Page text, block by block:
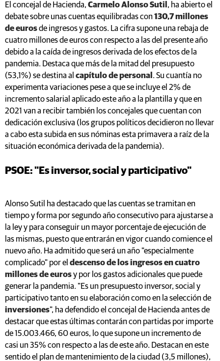
El concejal de Hacienda, Carmelo Alonso Sutil , ha abierto el
debate sobre unas cuentas equilibradas con 130,7 millones
de eurosde ingresos y gastos. La cifra supone una rebaja de
cuatro millones de euros con respecto a las del presente año
debido a la caída de ingresos derivada de los efectos de la
pandemia. Destaca que más de la mitad del presupuesto
(53,1%) se destina al capítulo de personal . Su cuantía no
experimenta variaciones pese a que se incluye el 2% de
incremento salarial aplicado este año a la plantilla y que en
2021 van a recibir también los concejales que cuentan con
dedicación exclusiva (los grupos políticos decidieron no llevar
a cabo esta subida en sus nóminas esta primavera a raíz de la
situación económica derivada de la pandemia).
PSOE: "Es inversor, social y participativo"
Alonso Sutil ha destacado que las cuentas se tramitan en
tiempo y forma por segundo año consecutivo para ajustarse a
la ley y para conseguir un mayor porcentaje de ejecución de
las mismas, puesto que entrarán en vigor cuando comience el
nuevo año. Ha admitido que será un año "especialmente
complicado" por el descenso de los ingresos en cuatro
millones de eurosy por los gastos adicionales que puede
generar la pandemia. "Es un presupuesto inversor, social y
participativo tanto en su elaboración como en la selección de
inversiones", ha defendido el concejal de Hacienda antes de
destacar que estas últimas contarán con partidas por importe
de 15.003.466, 60 euros, lo que supone un incremento de
casi un 35% con respecto a las de este año. Destacan en este
sentido el plan de mantenimiento de la ciudad (3,5 millones),